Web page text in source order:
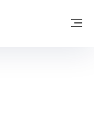
- SITE DO GRUPO